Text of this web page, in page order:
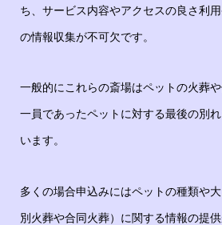
ち、サービス内容やアクセスの良さ利
の情報収集が不可欠です。
一般的にこれらの斎場はペットの火葬
一員であったペットに対する最後の別
います。
多くの場合申込みにはペットの種類や
別火葬や合同火葬）に関する情報の提